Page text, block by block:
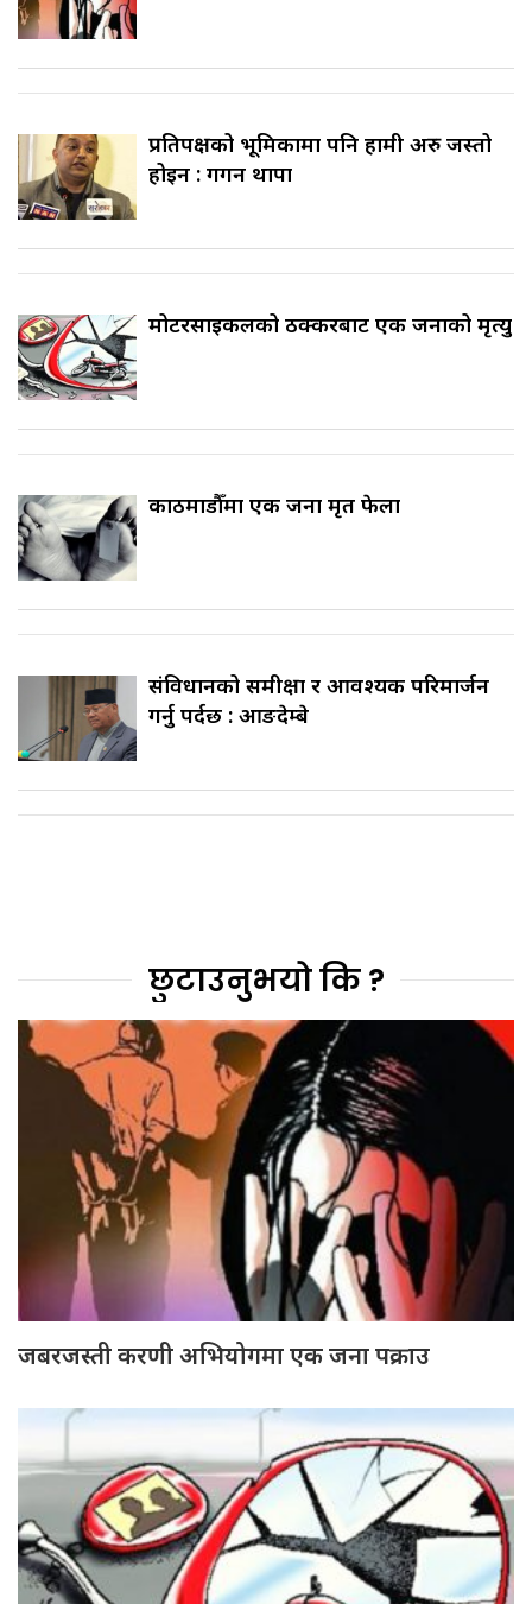
प्रतिपक्षको भूमिकामा पनि हामी अरु जस्तो
होइन : गगन थापा
मोटरसाइकलको ठक्करबाट एक जनाको मृत्यु
काठमाडौँमा एक जना मृत फेला
संविधानको समीक्षा र आवश्यक परिमार्जन
गर्नु पर्दछ : आङदेम्बे
छुटाउनुभयो कि ?
जबरजस्ती करणी अभियोगमा एक जना पक्राउ